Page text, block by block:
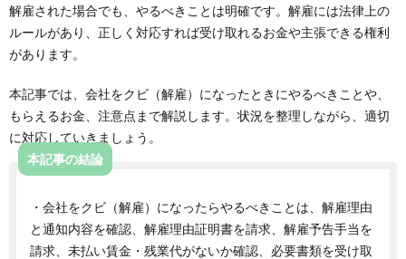
解雇された場合でも、やるべきことは明確です。解雇には法律上の
ルールがあり、正しく対応すれば受け取れるお金や主張できる権利
があります。
本記事では、会社をクビ（解雇）になったときにやるべきことや、
もらえるお金、注意点まで解説します。状況を整理しながら、適切
に対応していきましょう。
本記事の結論
・会社をクビ（解雇）になったらやるべきことは、解雇理由
と通知内容を確認、解雇理由証明書を請求、解雇予告手当を
請求、未払い賃金・残業代がないか確認、必要書類を受け取